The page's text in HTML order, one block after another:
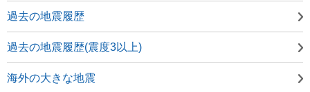
過去の地震履歴
過去の地震履歴(震度3以上)
海外の大きな地震